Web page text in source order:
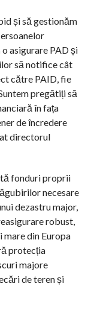
și să gestionăm
asigurare PAD și
să notifice cât
către PAID, fie
pregătiți să
în fața
de încredere
directorul
fonduri proprii
necesare
dezastru major,
robust,
mare din Europa
protecția
majore
de teren și